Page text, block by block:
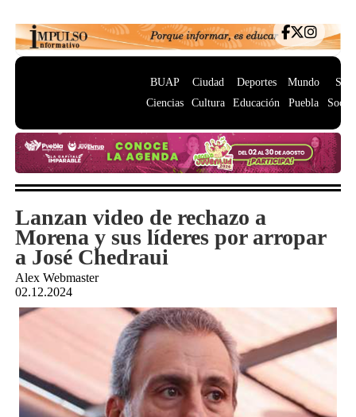
BUAP
Ciencias
Ciudad
Cultura
Deportes
Educación
Mundo
Puebla
Lanzan video de rechazo a
Morena y sus líderes por arropar
a José Chedraui
Alex Webmaster
02.12.2024